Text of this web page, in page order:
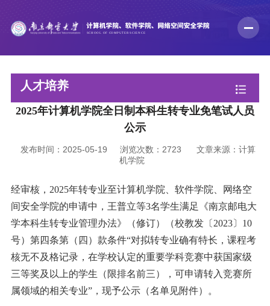
人才培养
2025年计算机学院全日制本科生转专业免笔试人员
公示
发布时间：2025-05-19 浏览次数： 2723
文章来源：计算
机学院
经审核，2025年转专业至计算机学院、软件学院、网络空
间安全学院的申请中，王普立等3名学生满足《南京邮电大
学本科生转专业管理办法》（修订）（校教发〔2023〕10
号）第四条第（四）款条件“对拟转专业确有特长，课程考
核无不及格记录，在学校认定的重要学科竞赛中获国家级
三等奖及以上的学生（限排名前三），可申请转入竞赛所
属领域的相关专业”，现予公示（名单见附件）。